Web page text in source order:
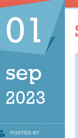
01
sep
2023
POSTED BY